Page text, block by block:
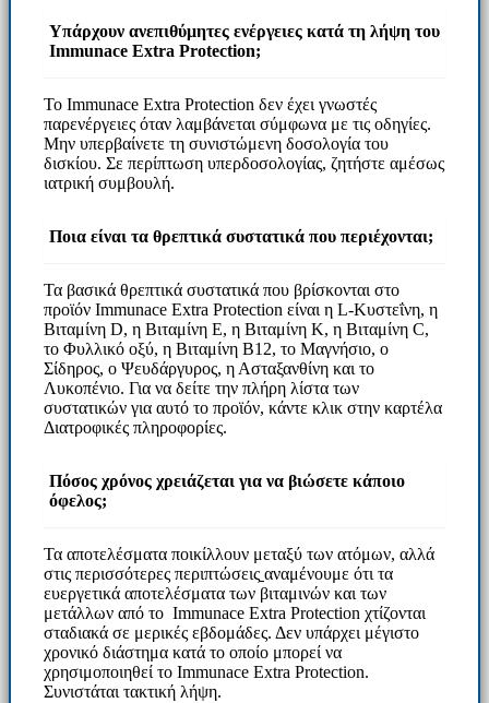
Υπάρχουν ανεπιθύμητες ενέργειες κατά τη λήψη του
Immunace Extra Protection;
Το Immunace Extra Protection δεν έχει γνωστές
παρενέργειες όταν λαμβάνεται σύμφωνα με τις οδηγίες.
Μην υπερβαίνετε τη συνιστώμενη δοσολογία του
δισκίου. Σε περίπτωση υπερδοσολογίας, ζητήστε αμέσως
ιατρική συμβουλή.
Ποια είναι τα θρεπτικά συστατικά που περιέχονται;
Τα βασικά θρεπτικά συστατικά που βρίσκονται στο
προϊόν Immunace Extra Protection είναι η L-Κυστεΐνη, η
Βιταμίνη D, η Βιταμίνη Ε, η Βιταμίνη Κ, η Βιταμίνη C,
το Φυλλικό οξύ, η Βιταμίνη Β12, το Μαγνήσιο, ο
Σίδηρος, ο Ψευδάργυρος, η Ασταξανθίνη και το
Λυκοπένιο. Για να δείτε την πλήρη λίστα των
συστατικών για αυτό το προϊόν, κάντε κλικ στην καρτέλα
Διατροφικές πληροφορίες.
Πόσος χρόνος χρειάζεται για να βιώσετε κάποιο
όφελος;
Τα αποτελέσματα ποικίλλουν μεταξύ των ατόμων, αλλά
στις περισσότερες περιπτώσεις αναμένουμε ότι τα
ευεργετικά αποτελέσματα των βιταμινών και των
μετάλλων από το Immunace Extra Protection χτίζονται
σταδιακά σε μερικές εβδομάδες. Δεν υπάρχει μέγιστο
χρονικό διάστημα κατά το οποίο μπορεί να
χρησιμοποιηθεί το Immunace Extra Protection.
Συνιστάται τακτική λήψη.